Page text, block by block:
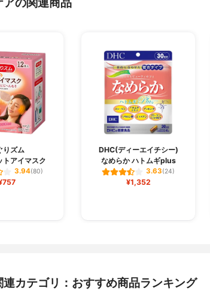
りズム
トアイマスク
3.94(80)
DHC(ディーエイチシー)
なめらか ハトムギplus
3.63(24)
¥1,352
カテゴリ：おすすめ商品ランキング